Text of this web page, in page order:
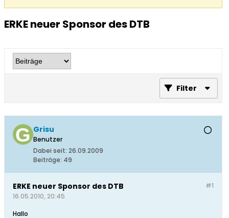
ERKE neuer Sponsor des DTB
Filter
Grisu
Benutzer
Dabei seit: 26.09.2009
Beiträge: 49
#1
ERKE neuer Sponsor des DTB
16.05.2010, 20:45
Hallo